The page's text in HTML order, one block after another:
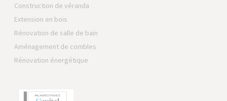
Construction de véranda
Extension en bois
Rénovation de salle de bain
Aménagement de combles
Rénovation énergétique